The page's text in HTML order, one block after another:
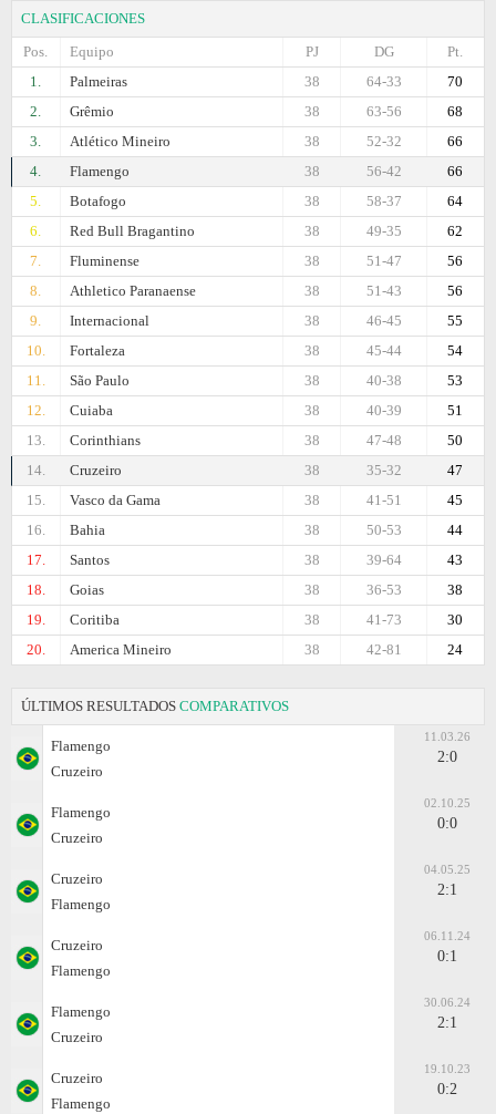
CLASIFICACIONES
Pos.
Equipo Pt.
DG
PJ
1.
Palmeiras 70
64-33
38
2.
Grêmio 68
63-56
38
3.
Atlético Mineiro 66
52-32
38
4.
Flamengo 66
56-42
38
5.
Botafogo 64
58-37
38
6.
Red Bull Bragantino 62
49-35
38
7.
Fluminense 56
51-47
38
8.
Athletico Paranaense 56
51-43
38
9.
Internacional 55
46-45
38
10.
Fortaleza 54
45-44
38
11.
São Paulo 53
40-38
38
12.
Cuiaba 51
40-39
38
13.
Corinthians 50
47-48
38
14.
Cruzeiro 47
35-32
38
15.
Vasco da Gama 45
41-51
38
16.
Bahia 44
50-53
38
17.
Santos 43
39-64
38
18.
Goias 38
36-53
38
19.
Coritiba 30
41-73
38
20.
Amеrica Mineiro 24
42-81
38
ÚLTIMOS RESULTADOS COMPARATIVOS
Flamengo
Cruzeiro
11.03.26
2:0
Flamengo
Cruzeiro
02.10.25
0:0
Cruzeiro
Flamengo
04.05.25
2:1
Cruzeiro
Flamengo
06.11.24
0:1
Flamengo
Cruzeiro
30.06.24
2:1
Cruzeiro
Flamengo
19.10.23
0:2